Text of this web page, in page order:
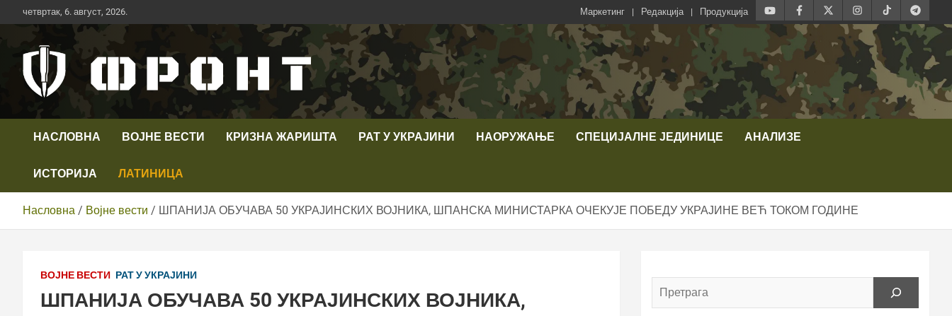
Скип
то
четвртак, 6. август, 2026. Маркетинг Редакција Продукција
Телевизија ФРОНТ
НАСЛОВНА ВОЈНЕ ВЕСТИ КРИЗНА ЖАРИШТА РАТ У УКРАЈИНИ НАОРУЖАЊЕ СПЕЦИЈАЛНЕ ЈЕДИНИЦЕ АНАЛИЗЕ
ИСТОРИЈА ЛАТИНИЦА
Насловна Војне вести ШПАНИЈА ОБУЧАВА 50 УКРАЈИНСКИХ ВОЈНИКА, ШПАНСКА МИНИСТАРКА ОЧЕКУЈЕ ПОБЕДУ УКРАЈИНЕ ВЕЋ ТОКОМ ГОДИНЕ
ВОЈНЕ ВЕСТИ РАТ У УКРАЈИНИ
ШПАНИЈА ОБУЧАВА 50 УКРАЈИНСКИХ ВОЈНИКА,